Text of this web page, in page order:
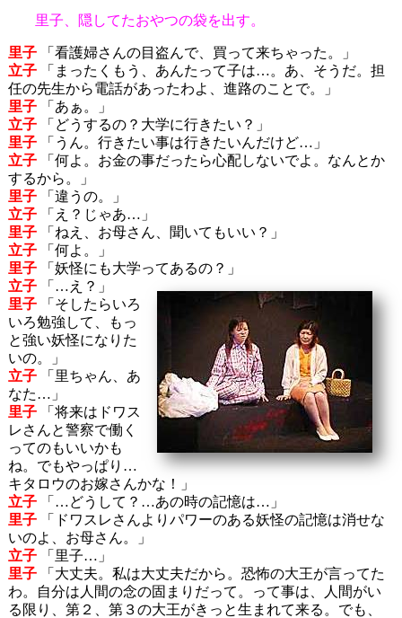
里子、隠してたおやつの袋を出す。
里子「看護婦さんの目盗んで、買って来ちゃった。」
立子「まったくもう、あんたって子は…。あ、そうだ。担
任の先生から電話があったわよ、進路のことで。」
里子「あぁ。」
立子「どうするの？大学に行きたい？」
里子「うん。行きたい事は行きたいんだけど…」
立子「何よ。お金の事だったら心配しないでよ。なんとか
するから。」
里子「違うの。」
立子「え？じゃあ…」
里子「ねえ、お母さん、聞いてもいい？」
立子「何よ。」
里子「妖怪にも大学ってあるの？」
立子「…え？」
里子「そしたらいろ
いろ勉強して、もっ
と強い妖怪になりた
いの。」
立子「里ちゃん、あ
なた…」
里子「将来はドワス
レさんと警察で働く
ってのもいいかも
ね。でもやっぱり…
キタロウのお嫁さんかな！」
立子「…どうして？…あの時の記憶は…」
里子「ドワスレさんよりパワーのある妖怪の記憶は消せな
いのよ、お母さん。」
立子「里子…」
里子「大丈夫。私は大丈夫だから。恐怖の大王が言ってた
わ。自分は人間の念の固まりだって。って事は、人間がい
る限り、第２、第３の大王がきっと生まれて来る。でも、